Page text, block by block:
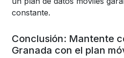
constante.
Conclusión: Mantente
Granada con el plan